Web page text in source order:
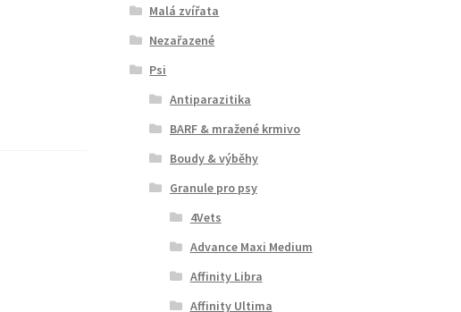
Malá zvířata
Nezařazené
Psi
Antiparazitika
BARF & mražené krmivo
Boudy & výběhy
Granule pro psy
4Vets
Advance Maxi Medium
Affinity Libra
Affinity Ultima